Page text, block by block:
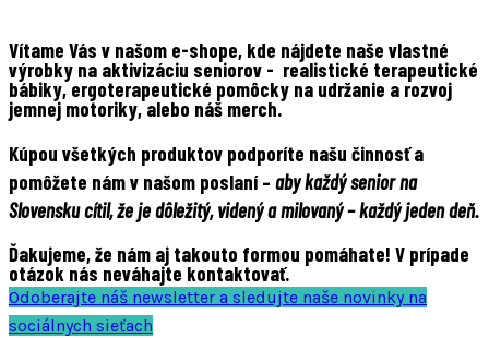
Vítame Vás v našom e-shope, kde nájdete naše vlastné
výrobky na aktivizáciu seniorov - realistické terapeutické
bábiky, ergoterapeutické pomôcky na udržanie a rozvoj
jemnej motoriky, alebo náš merch.
Kúpou všetkých produktov podporíte našu činnosť a
pomôžete nám v našom poslaní – aby každý senior na
Slovensku cítil, že je dôležitý, videný a milovaný – každý jeden deň.
Ďakujeme, že nám aj takouto formou pomáhate! V prípade
otázok nás neváhajte kontaktovať.
Odoberajte náš newsletter a sledujte naše novinky na
sociálnych sieťach